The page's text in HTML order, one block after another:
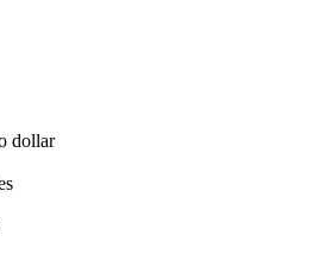
dollar